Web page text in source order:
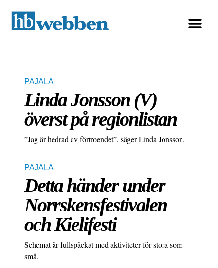
PAJALA
Linda Jonsson (V)
överst på regionlistan
”Jag är hedrad av förtroendet”, säger Linda Jonsson.
PAJALA
Detta händer under
Norrskensfestivalen
och Kielifesti
Schemat är fullspäckat med aktiviteter för stora som
små.